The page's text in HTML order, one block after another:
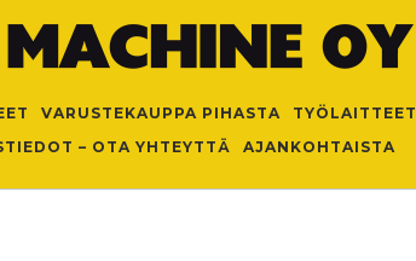
VARUSTEKAUPPA PIHASTA TYÖLAITTEET
– OTA YHTEYTTÄ
AJANKOHTAISTA